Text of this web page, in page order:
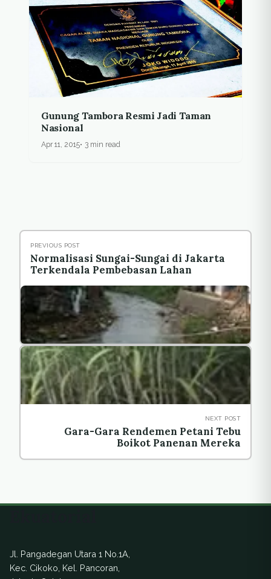
Gunung Tambora Resmi Jadi Taman
Nasional
Apr 11, 2015 3 min read
PREVIOUS POST
Normalisasi Sungai-Sungai di Jakarta
Terkendala Pembebasan Lahan
NEXT POST
Gara-Gara Rendemen Petani Tebu
Boikot Panenan Mereka
Jl. Pangadegan Utara 1 No.1A,
Kec. Cikoko, Kel. Pancoran,